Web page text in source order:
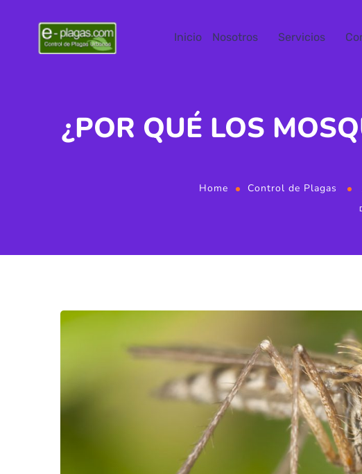
Inicio Nosotros Servicios
¿POR QUÉ LOS
Home Control de Plagas